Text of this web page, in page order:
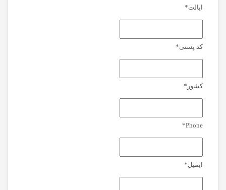
ایالت*
کد پستی*
کشور *
Phone
*
ایمیل*